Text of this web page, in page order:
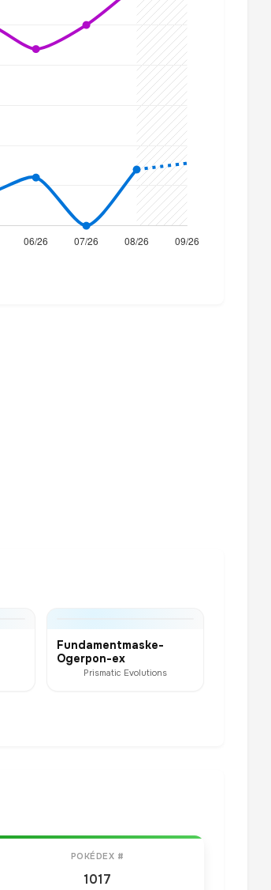
Fundamentmaske-
Ogerpon-ex
Prismatic Evolutions
POKÉDEX #
1017